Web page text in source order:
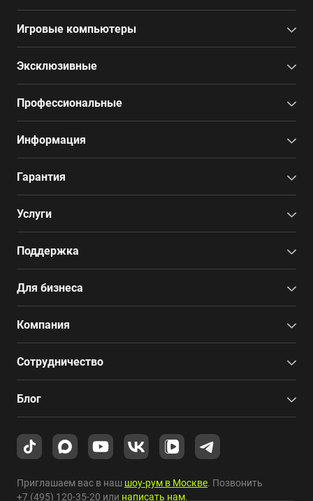
Игровые компьютеры
Эксклюзивные
Профессиональные
Информация
Гарантия
Услуги
Поддержка
Для бизнеса
Компания
Сотрудничество
Блог
Приглашаем вас в наш шоу-рум в Москве. Позвонить
+7 (495) 120-35-20 или написать нам.